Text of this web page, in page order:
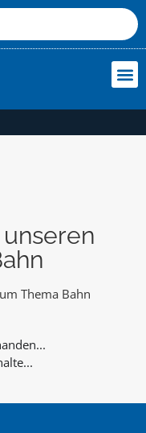
Thema Bahn